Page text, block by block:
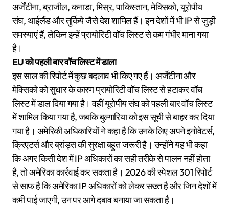
अर्जेंटीना, ब्राजील, कनाडा, मिस्र, पाकिस्तान, मेक्सिको, यूरोपीय
संघ, थाईलैंड और तुर्किये जैसे देश शामिल हैं। इन देशों में भी IP से जुड़ी
समस्याएं हैं, लेकिन इन्हें प्रायोरिटी वॉच लिस्ट से कम गंभीर माना गया
है।
EU को पहली बार वॉच लिस्ट में डाला
इस साल की रिपोर्ट में कुछ बदलाव भी किए गए हैं। अर्जेंटीना और
मेक्सिको को सुधार के कारण प्रायोरिटी वॉच लिस्ट से हटाकर वॉच
लिस्ट में डाल दिया गया है। वहीं यूरोपीय संघ को पहली बार वॉच लिस्ट
में शामिल किया गया है, जबकि बुल्गारिया को इस सूची से बाहर कर दिया
गया है। अमेरिकी अधिकारियों ने कहा है कि उनके लिए अपने इनोवेटर्स,
क्रिएटर्स और ब्रांड्स की सुरक्षा बहुत जरूरी है। उन्होंने यह भी कहा
कि अगर किसी देश में IP अधिकारों का सही तरीके से पालन नहीं होता
है, तो अमेरिका कार्रवाई कर सकता है। 2026 की स्पेशल 301 रिपोर्ट
से साफ है कि अमेरिका IP अधिकारों को लेकर सख्त है और जिन देशों में
कमी पाई जाएगी, उन पर आगे दबाव बनाया जा सकता है।